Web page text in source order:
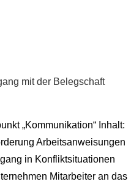
mit der Belegschaft
„Kommunikation“ Inhalt:
Arbeitsanweisungen
in Konfliktsituationen
Mitarbeiter an das